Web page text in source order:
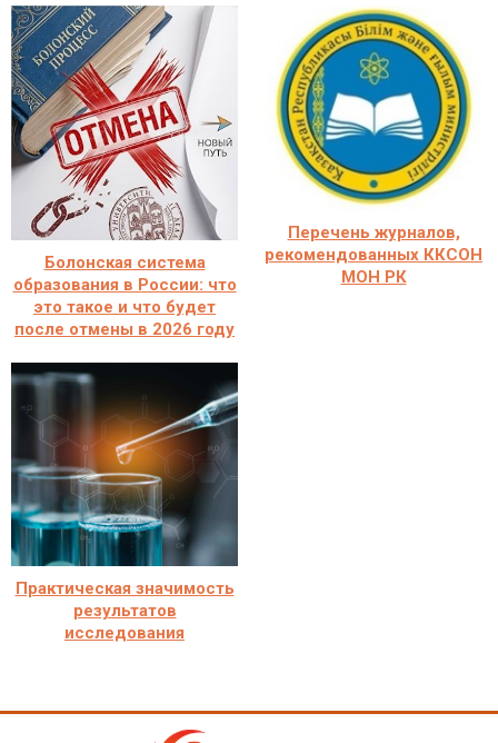
Болонская система
образования в России: что
это такое и что будет
после отмены в 2026 году
Перечень журналов,
рекомендованных ККСОН
МОН РК
Практическая значимость
результатов
исследования